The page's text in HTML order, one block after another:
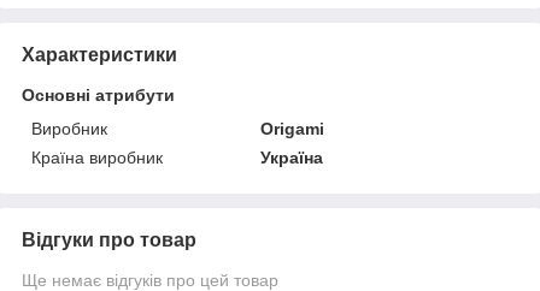
Характеристики
Основні атрибути
Виробник
Origami
Країна виробник
Україна
Відгуки про товар
Ще немає відгуків про цей товар